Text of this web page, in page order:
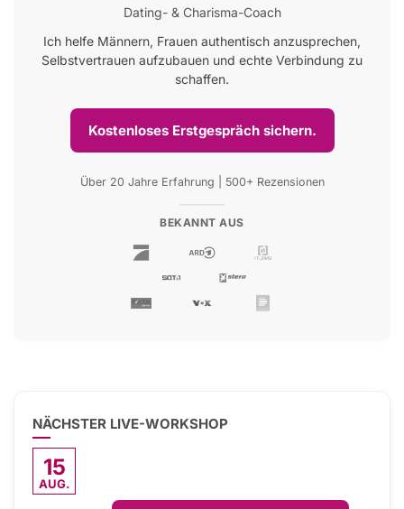
Dating- & Charisma-Coach
Ich helfe Männern, Frauen authentisch anzusprechen,
Selbstvertrauen aufzubauen und echte Verbindung zu
schaffen.
Kostenloses Erstgespräch sichern.
Über 20 Jahre Erfahrung | 500+ Rezensionen
BEKANNT AUS
NÄCHSTER LIVE-WORKSHOP
15
AUG.